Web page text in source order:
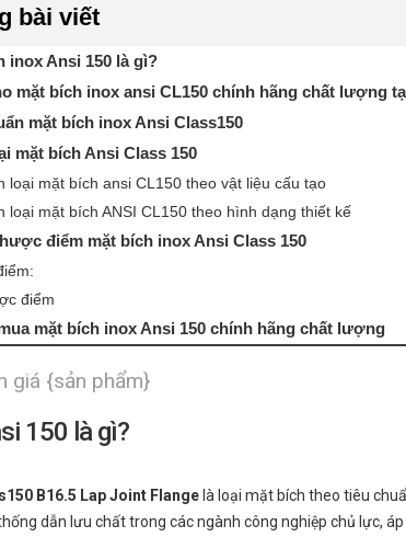
bài viết
inox Ansi 150 là gì?
mặt bích inox ansi CL150 chính hãng chất lượng
mặt bích inox Ansi Class150
mặt bích Ansi Class 150
loại mặt bích ansi CL150 theo vật liệu cấu tạo
loại mặt bích ANSI CL150 theo hình dạng thiết kế
điểm mặt bích inox Ansi Class 150
điểm
mặt bích inox Ansi 150 chính hãng chất lượng
giá {sản phẩm}
150 là gì?
B16.5 Lap Joint Flange là loại mặt bích theo tiêu
dẫn lưu chất trong các ngành công nghiệp chủ lực, áp